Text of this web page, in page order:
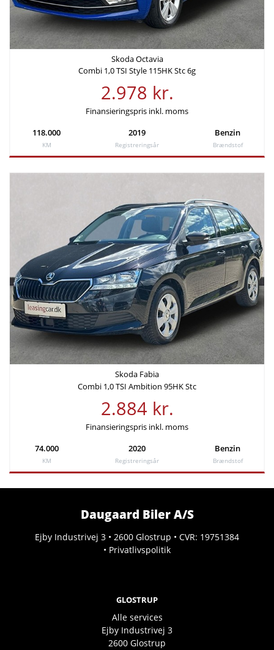
Skoda Octavia
Combi 1,0 TSI Style 115HK Stc 6g
2.978 kr.
Finansieringspris inkl. moms
118.000
KM
2019
Registreringsår
Benzin
Brændstof
Skoda Fabia
Combi 1,0 TSI Ambition 95HK Stc
2.884 kr.
Finansieringspris inkl. moms
74.000
KM
2020
Registreringsår
Benzin
Brændstof
Daugaard Biler A/S
Ejby Industrivej 3 • 2600 Glostrup • CVR: 19751384
• Privatlivspolitik
GLOSTRUP
Alle services
Ejby Industrivej 3
2600 Glostrup